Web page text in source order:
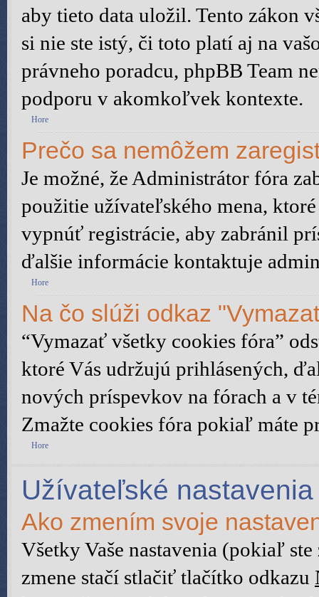
aby tieto data uložil. Tento zákon
si nie ste istý, či toto platí aj na
právneho poradcu, phpBB Team
podporu v akomkoľvek kontexte.
Hore
Prečo sa nemôžem
Je možné, že Administrátor fóra
použitie užívateľského mena,
vypnúť registrácie, aby zabránil
ďalšie informácie kontaktuje
Hore
Na čo slúži odkaz
“Vymazať všetky cookies fóra”
ktoré Vás udržujú prihlásených,
nových príspevkov na fórach a v
Zmažte cookies fóra pokiaľ máte
Hore
Užívateľské nastavenia
Ako zmením svoje
Všetky Vaše nastavenia (pokiaľ
zmene stačí stlačiť tlačítko odkazu